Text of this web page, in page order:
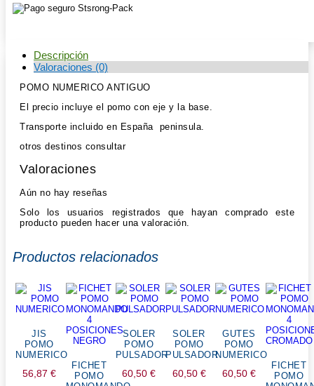
Descripción
Valoraciones (0)
POMO NUMERICO ANTIGUO
El precio incluye el pomo con eje y la base.
Transporte incluido en España peninsula.
otros destinos consultar
Valoraciones
Aún no hay reseñas
Solo los usuarios registrados que hayan comprado este
producto pueden hacer una valoración.
Productos relacionados
JIS
POMO
NUMERICO
56,87 €
FICHET
POMO
SOLER
POMO
PULSADOR
60,50€
SOLER
POMO
PULSADOR
60,50 €
GUTES
POMO
NUMERICO
60,50 €
FICHET
POMO